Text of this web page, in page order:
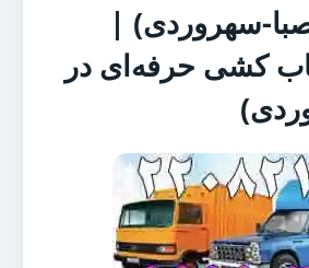
صبا-سهروردی) |
کشی حرفه‌ای در